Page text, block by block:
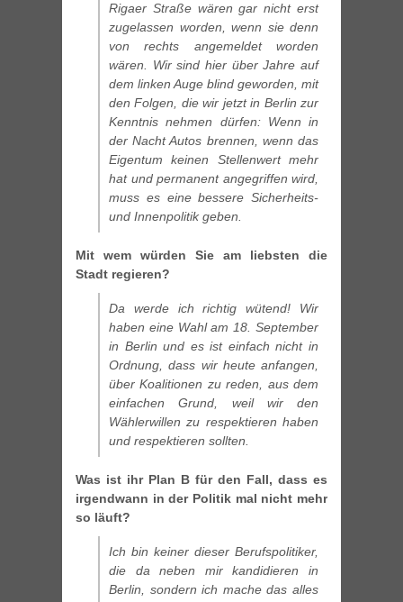
Rigaer Straße wären gar nicht erst
zugelassen worden, wenn sie denn
von rechts angemeldet worden
wären. Wir sind hier über Jahre auf
dem linken Auge blind geworden, mit
den Folgen, die wir jetzt in Berlin zur
Kenntnis nehmen dürfen: Wenn in
der Nacht Autos brennen, wenn das
Eigentum keinen Stellenwert mehr
hat und permanent angegriffen wird,
muss es eine bessere Sicherheits-
und Innenpolitik geben.
Mit wem würden Sie am liebsten die
Stadt regieren?
Da werde ich richtig wütend! Wir
haben eine Wahl am 18. September
in Berlin und es ist einfach nicht in
Ordnung, dass wir heute anfangen,
über Koalitionen zu reden, aus dem
einfachen Grund, weil wir den
Wählerwillen zu respektieren haben
und respektieren sollten.
Was ist ihr Plan B für den Fall, dass es
irgendwann in der Politik mal nicht mehr
so läuft?
Ich bin keiner dieser Berufspolitiker,
die da neben mir kandidieren in
Berlin, sondern ich mache das alles